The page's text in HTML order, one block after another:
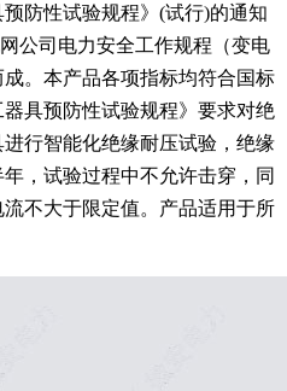
防性试验规程》(试行)的通知
公司电力安全工作规程（变电
。本产品各项指标均符合国标
具预防性试验规程》要求对绝
行智能化绝缘耐压试验，绝缘
，试验过程中不允许击穿，同
不大于限定值。产品适用于所